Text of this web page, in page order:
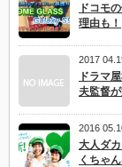
ドコモ
理由も！
2017
ドラマ
夫監督が
2016
大人ダ
くちゃ